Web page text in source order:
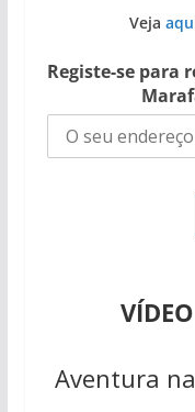
Veja
Registe-se para
Aventura